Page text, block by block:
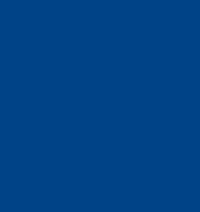
in ons aanbod heb je
banden om aan specifieke
massief rubber:
binnen.
kunnen wel lek gaan.
vloeren en buitengebruik.